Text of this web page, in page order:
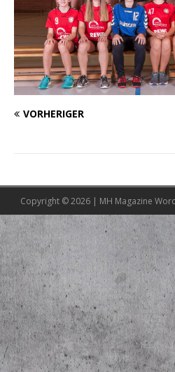
VORHERIGER
Copyright © 2026 | MH Magazine